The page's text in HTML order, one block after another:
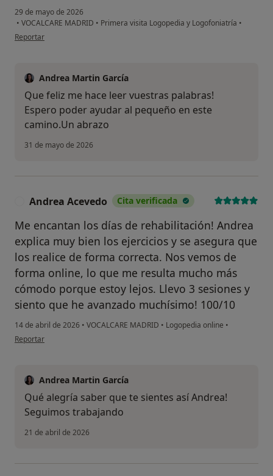
29 de mayo de 2026
• VOCALCARE MADRID • Primera visita Logopedia y Logofoniatría •
en opinión del usuario Luis NJ
Reportar
Andrea Martin García
Que feliz me hace leer vuestras palabras!
Espero poder ayudar al pequeño en este
camino.Un abrazo
31 de mayo de 2026
Andrea Acevedo Cita verificada
Me encantan los días de rehabilitación! Andrea
explica muy bien los ejercicios y se asegura que
los realice de forma correcta. Nos vemos de
forma online, lo que me resulta mucho más
cómodo porque estoy lejos. Llevo 3 sesiones y
siento que he avanzado muchísimo! 100/10
14 de abril de 2026 • VOCALCARE MADRID • Logopedia online •
en opinión del usuario Andrea Acevedo
Reportar
Andrea Martin García
Qué alegría saber que te sientes así Andrea!
Seguimos trabajando
21 de abril de 2026